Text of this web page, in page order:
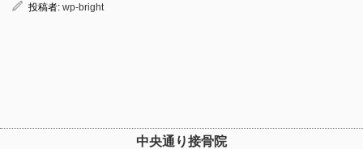
投稿者: wp-bright
中央通り接骨院